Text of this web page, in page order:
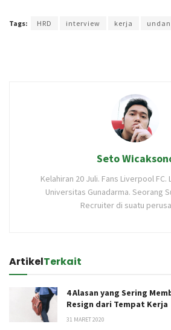
Tags: HRD interview kerja
Seto
Kelahiran 20 Juli. Fans Liverpool FC.
Universitas Gunadarma. Seorang
Recruiter di suatu
ArtikelTerkait
4 Alasan yang Sering
Resign dari Tempat Kerja
31 MARET 2020